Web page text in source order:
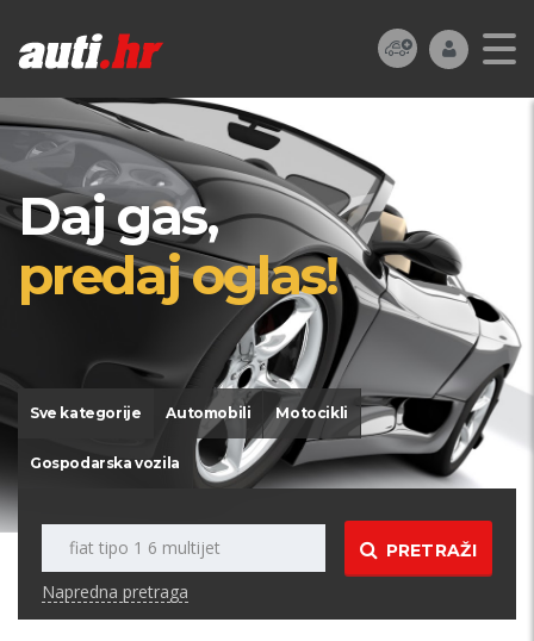
Daj gas,
predaj oglas!
Sve kategorije Automobili Motocikli
Gospodarska vozila
PRETRAŽI
Napredna pretraga